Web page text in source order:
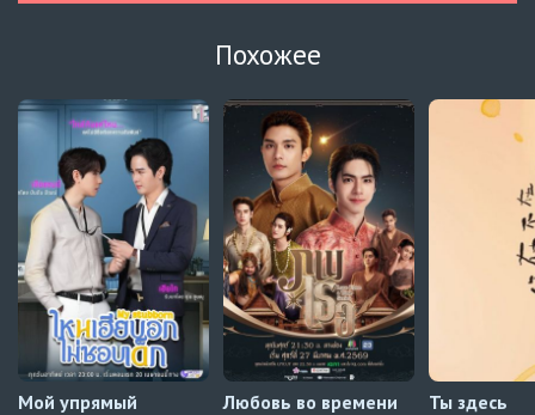
Автосабы русские / украинские
Давай немного подождём, Харутора-кун1 серия
Превью
Навечно влюблённые
9 серия
Превью
Навечно влюблённые
8 серия
Автосабы русские / украинские
Похожее
Мой упрямый Любовь во времени Ты здесь